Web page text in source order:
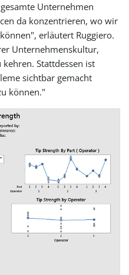
Unternehmen
da konzentrieren, wo wir
erläutert Ruggiero.
Unternehmenskultur,
Stattdessen ist
sichtbar gemacht
können."